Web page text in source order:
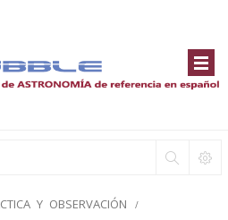
Y OBSERVACIÓN